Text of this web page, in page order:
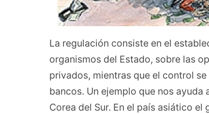
La regulación consiste en el
organismos del Estado, sobre las
privados, mientras que el control
bancos. Un ejemplo que nos
Corea del Sur. En el país asiático